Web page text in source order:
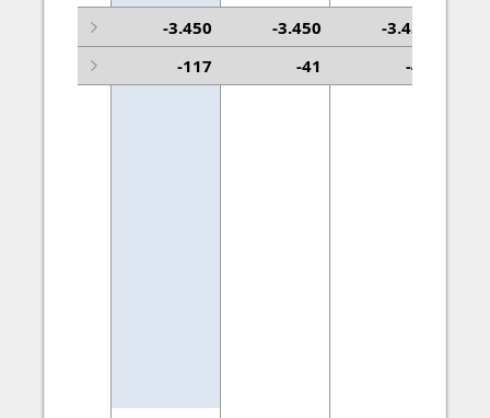
9.1 Samen maken we Overijssel
-3.450 -3.450
-3.450
9.66 Totaal personeelsgebonden kosten
-117 -41 -41